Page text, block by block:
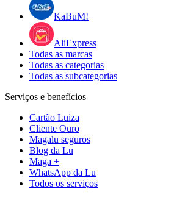
KaBuM!
AliExpress
Todas as marcas
Todas as categorias
Todas as subcategorias
Serviços e benefícios
Cartão Luiza
Cliente Ouro
Magalu seguros
Blog da Lu
Maga +
WhatsApp da Lu
Todos os serviços